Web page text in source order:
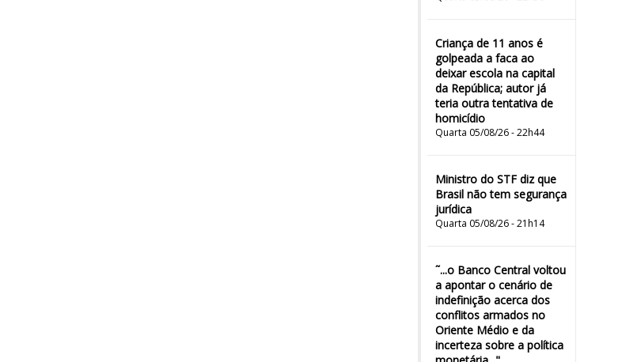
Criança de 11 anos é
golpeada a faca ao
deixar escola na capital
da República; autor já
teria outra tentativa de
homicídio
Quarta 05/08/26 - 22h44
Ministro do STF diz que
Brasil não tem segurança
jurídica
Quarta 05/08/26 - 21h14
˜...o Banco Central voltou
a apontar o cenário de
indefinição acerca dos
conflitos armados no
Oriente Médio e da
incerteza sobre a política